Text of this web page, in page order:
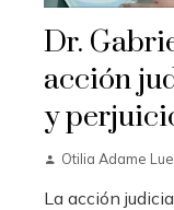
Dr.
acción
y
Otilia Adame
La acción